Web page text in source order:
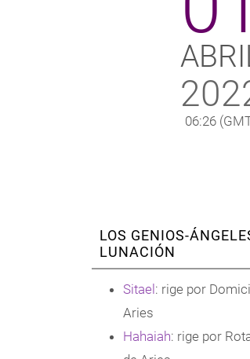
06:26
LOS GENIOS-
LUNACIÓN
Sitael : rige por
Aries
Hahaiah: rige por